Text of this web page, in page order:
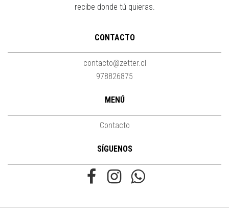
recibe donde tú quieras.
CONTACTO
contacto@zetter.cl
978826875
MENÚ
Contacto
SÍGUENOS